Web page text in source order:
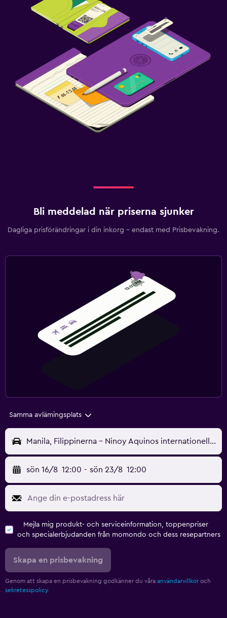
Bli meddelad när priserna sjunker
Dagliga prisförändringar i din inkorg – endast med Prisbevakning.
Samma avlämingsplats
Manila, Filippinerna - Ninoy Aquinos internationella (MNL)
sön 16/8 12:00 - sön 23/8 12:00
Mejla mig produkt- och serviceinformation, toppenpriser
och specialerbjudanden från momondo och dess resepartners
Skapa en prisbevakning
Genom att skapa en prisbevakning godkänner du våra användarvillkor och
sekretesspolicy.